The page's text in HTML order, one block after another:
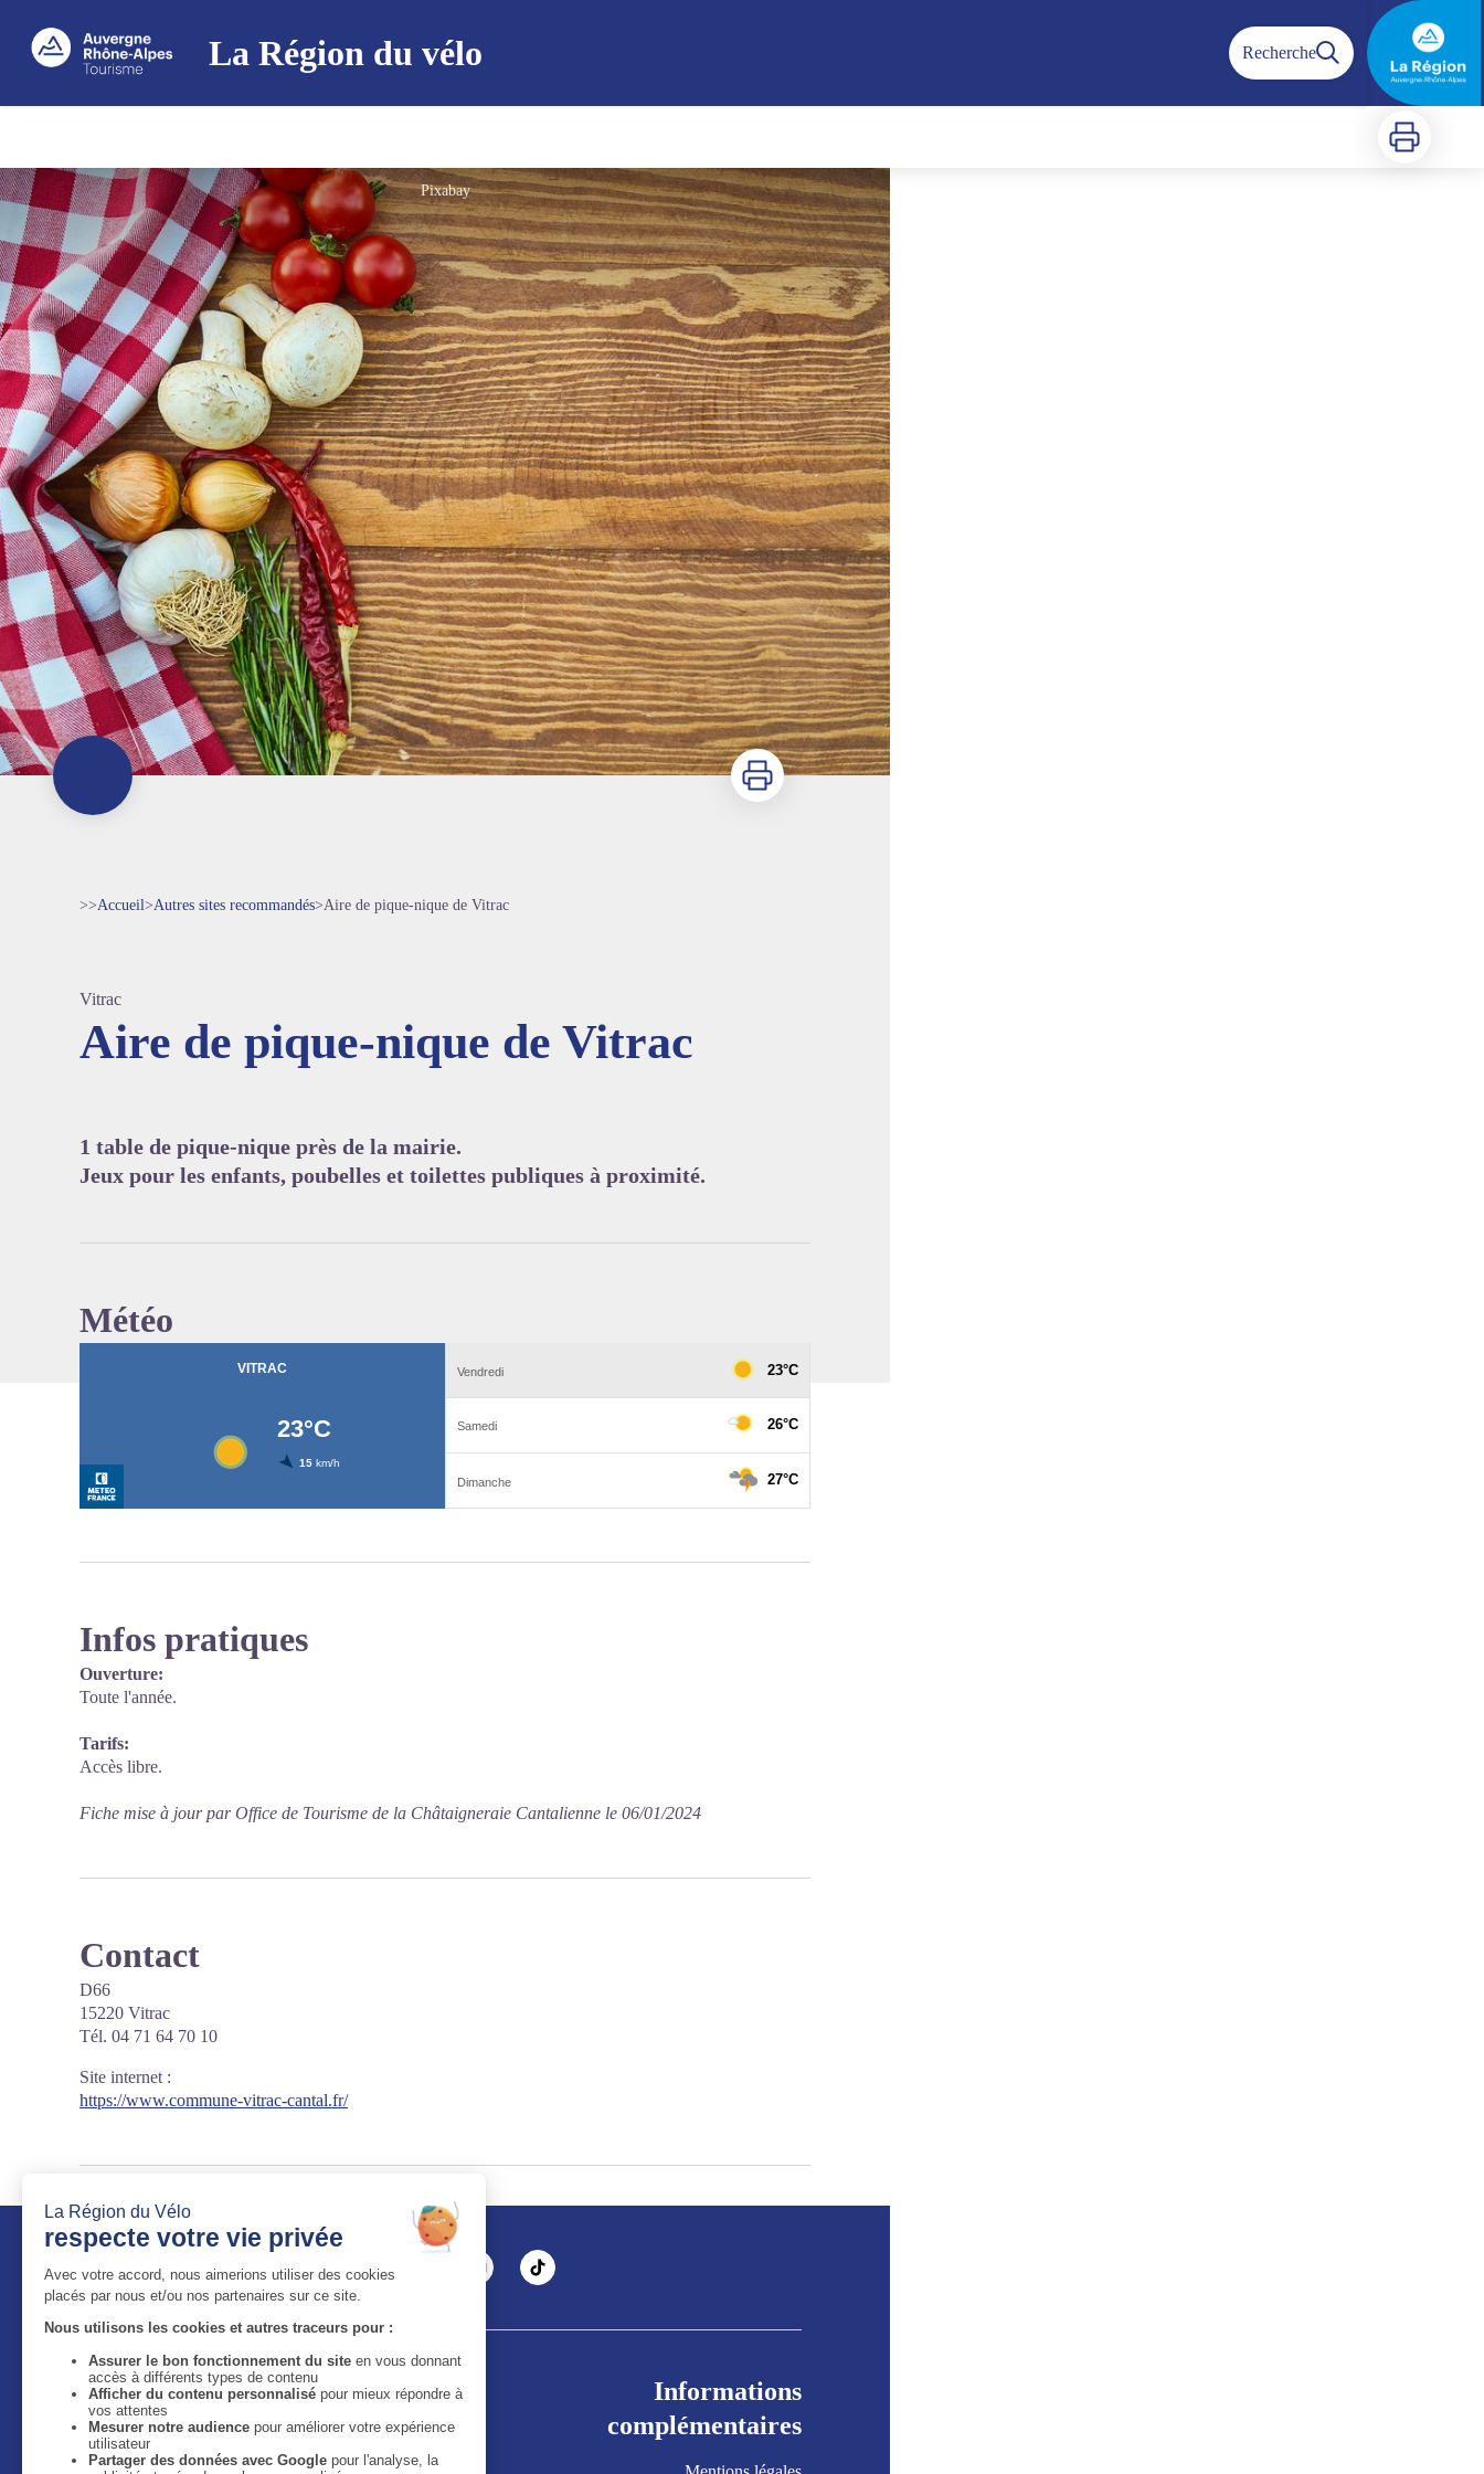
La Région du vélo Recherche
Imprimer
Pixabay
Imprimer
>>Accueil>Autres sites recommandés>Aire de pique-nique de Vitrac
Vitrac
Aire de pique-nique de Vitrac
1 table de pique-nique près de la mairie.
Jeux pour les enfants, poubelles et toilettes publiques à proximité.
Météo
Infos pratiques
Ouverture:
Toute l'année.
Tarifs:
Accès libre.
Fiche mise à jour par Office de Tourisme de la Châtaigneraie Cantalienne le 06/01/2024
Contact
D66
15220 Vitrac
Tél. 04 71 64 70 10
Site internet :
https://www.commune-vitrac-cantal.fr/
Auvergne-Rhône-Alpes Tourisme
11 bis quai Perrache - 69002 Lyon
59 boulevard Léon Jouhaux - 63050 Clermont-Ferrand
Informations
complémentaires